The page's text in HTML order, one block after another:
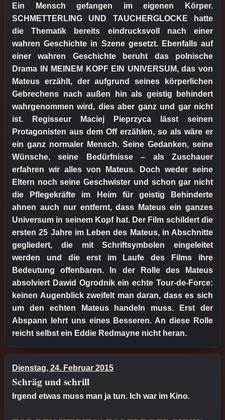
Ein Mensch gefangen im eigenen Körper.
SCHMETTERLING UND TAUCHERGLOCKE hatte
die Thematik bereits eindrucksvoll nach einer
wahren Geschichte in Szene gesetzt. Ebenfalls auf
einer wahren Geschichte beruht das polnische
Drama IN MEINEM KOPF EIN UNIVERSUM, das von
Mateus erzählt, der aufgrund seines körperlichen
Gebrechens nach außen hin als geistig behindert
wahrgenommen wird, dies aber ganz und gar nicht
ist. Regisseur Maciej Pieprzyca lässt seinen
Protagonisten aus dem Off erzählen, so als wäre er
ein ganz normaler Mensch. Seine Gedanken, seine
Wünsche, seine Bedürfnisse – als Zuschauer
erfahren wir alles von Mateus. Doch weder seine
Eltern noch seine Geschwister und schon gar nicht
die Pflegekräfte im Heim für geistig Behinderte
ahnen auch nur entfernt, dass Mateus ein ganzes
Universum in seinem Kopf hat. Der Film schildert die
ersten 25 Jahre im Leben des Mateus, in Abschnitte
gegliedert, die mit Schriftsymbolen eingeleitet
werden und die erst im Laufe des Films ihre
Bedeutung offenbaren. In der Rolle des Mateus
absolviert Dawid Ogrodnik ein echte Tour-de-Force:
keinen Augenblick zweifelt man daran, dass es sich
um den echten Mateus handeln muss. Erst der
Abspann lehrt uns eines Besseren. An diese Rolle
reicht selbst ein Eddie Redmayne nicht heran.
Dienstag, 24. Februar 2015
Schräg und schrill
Irgend etwas muss man ja tun. Ich war im Kino.